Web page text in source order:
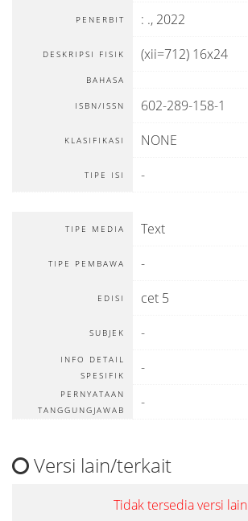
PENERBIT : ., 2022
DESKRIPSI FISIK (xii=712) 16x24
BAHASA
ISBN/ISSN 602-289-158-1
KLASIFIKASI NONE
TIPE ISI -
TIPE MEDIA Text
TIPE PEMBAWA -
EDISI cet 5
SUBJEK -
INFO DETAIL
SPESIFIK
-
PERNYATAAN
TANGGUNGJAWAB
-
Versi lain/terkait
Tidak tersedia versi lain